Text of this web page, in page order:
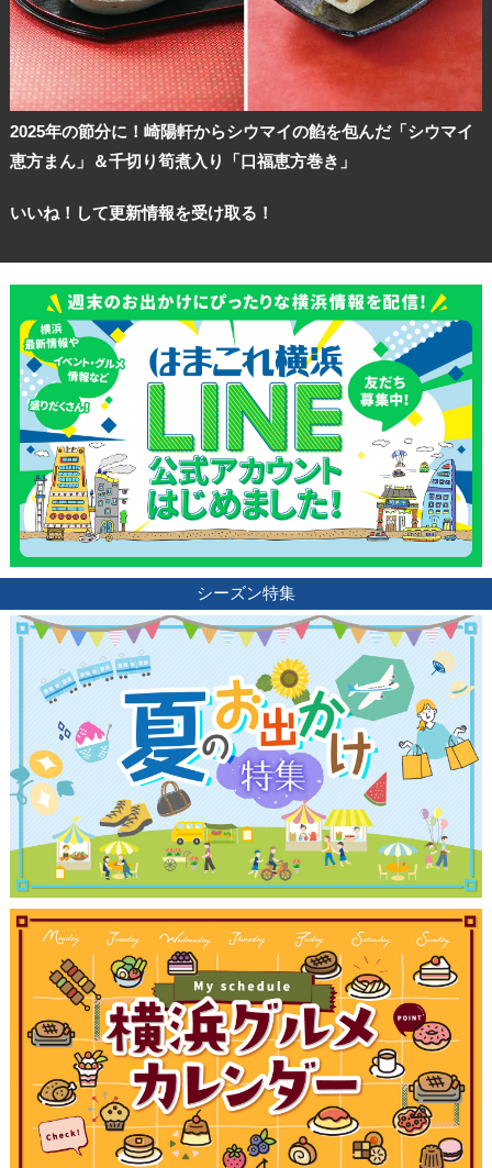
2025年の節分に！崎陽軒からシウマイの餡を包んだ「シウマイ
恵方まん」＆千切り筍煮入り「口福恵方巻き」
いいね！して更新情報を受け取る！
シーズン特集
観光ガイド
ランキング
ブログ記事
サイトについて